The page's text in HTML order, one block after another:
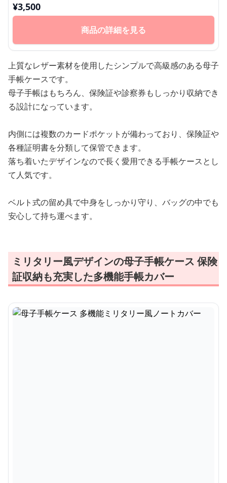
¥3,500
商品の詳細を見る
上質なレザー素材を使用したシンプルで高級感のある母子
手帳ケースです。
母子手帳はもちろん、保険証や診察券もしっかり収納でき
る設計になっています。
内側には複数のカードポケットが備わっており、保険証や
各種証明書を分類して保管できます。
落ち着いたデザインなので長く愛用できる手帳ケースとし
て人気です。
ベルト式の留め具で中身をしっかり守り、バッグの中でも
安心して持ち運べます。
ミリタリー風デザインの母子手帳ケース 保険
証収納も充実した多機能手帳カバー